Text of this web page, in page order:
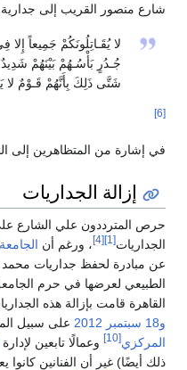
شارع منصور القريب إلى
لا يُقَـاتِلُونَكُمْ جَمِيعاً
جُـدُرٍ بَأْسُـهُمْ بَيْنَهُمْ
شَتَّى ذَلِكَ بِأَنَّهُمْ قَـوْمٌ لا
[6]
في إشارة من المتظاهرين إلى
إزالة الجداريات
حرص المترددون علي الشارع علي
الجداريات[1]
[4] ، ورغم أن
عن مبادرة لحفظ جداريات
الطبيعي لعرضها في حرم
القاهرة قامت بإزالة هذه
و18 سبتمبر
2012 على سبيل
المركزي[10] وعمالًا تابعين لإدارة
ذلك أيضًا) غير أن الفنانين